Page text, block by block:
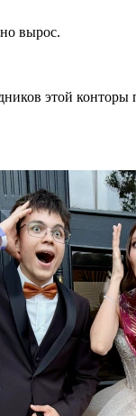
вырос.
этой конторы